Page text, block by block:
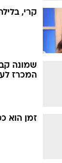
קרי,
שמונה
המכרז
זמן הוא